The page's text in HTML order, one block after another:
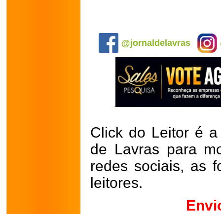
@jornaldelavras
Click do Leitor é
de Lavras para
redes sociais, as
leitores.